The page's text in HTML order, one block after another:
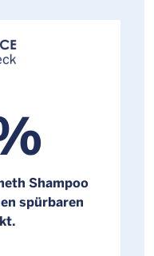
Shampoo
spürbaren